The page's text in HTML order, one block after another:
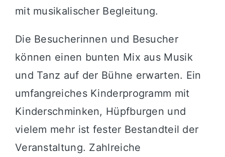
mit musikalischer Begleitung.
Die Besucherinnen und Besucher
können einen bunten Mix aus Musik
und Tanz auf der Bühne erwarten. Ein
umfangreiches Kinderprogramm mit
Kinderschminken, Hüpfburgen und
vielem mehr ist fester Bestandteil der
Veranstaltung. Zahlreiche